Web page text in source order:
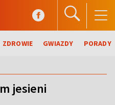
ZDROWIE GWIAZDY PORADY
jesieni